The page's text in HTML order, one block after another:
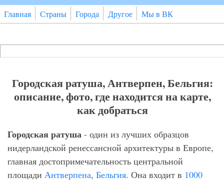
Перейти к основному содержанию
Главная Страны Города Другое Мы в ВК
Форма поиска
Городская ратуша, Антверпен, Бельгия:
описание, фото, где находится на карте,
как добраться
Городская ратуша - один из лучших образцов
нидерландской ренессансной архитектуры в Европе,
главная достопримечательность центральной
площади Антверпена, Бельгия. Она входит в 1000